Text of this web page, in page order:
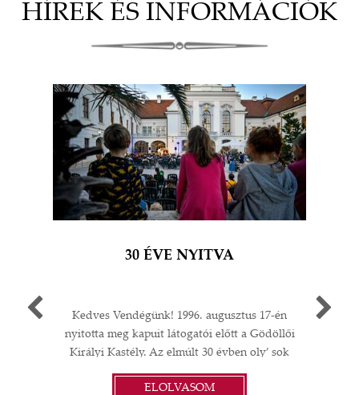
HÍREK ÉS INFORMÁCIÓK
30 ÉVE NYITVA
Kedves Vendégünk! 1996. augusztus 17-én
nyitotta meg kapuit látogatói előtt a Gödöllői
Királyi Kastély. Az elmúlt 30 évben oly’ sok
minden történt: felújítások;
műtárgyvásárlások; időszaki kiállítások a
ELOLVASOM